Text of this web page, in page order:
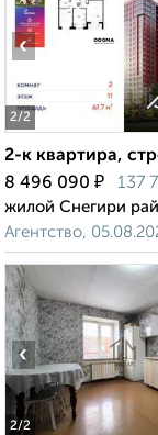
2/2
‹
2-к квартира,
8 496 090 ₽ 137
жилой Снегири
Агентство,
2/2
‹